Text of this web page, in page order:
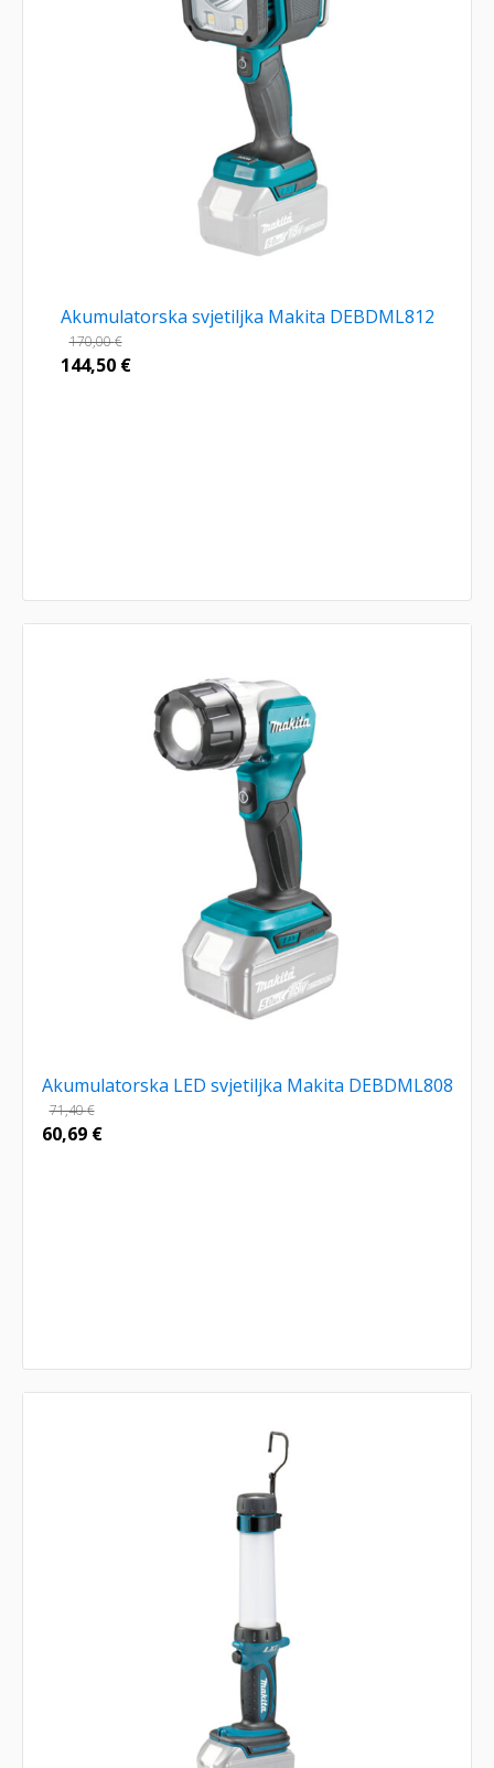
Akumulatorska svjetiljka Makita DEBDML812
170,00€
144,50 €
Akumulatorska LED svjetiljka Makita DEBDML808
71,40€
60,69 €